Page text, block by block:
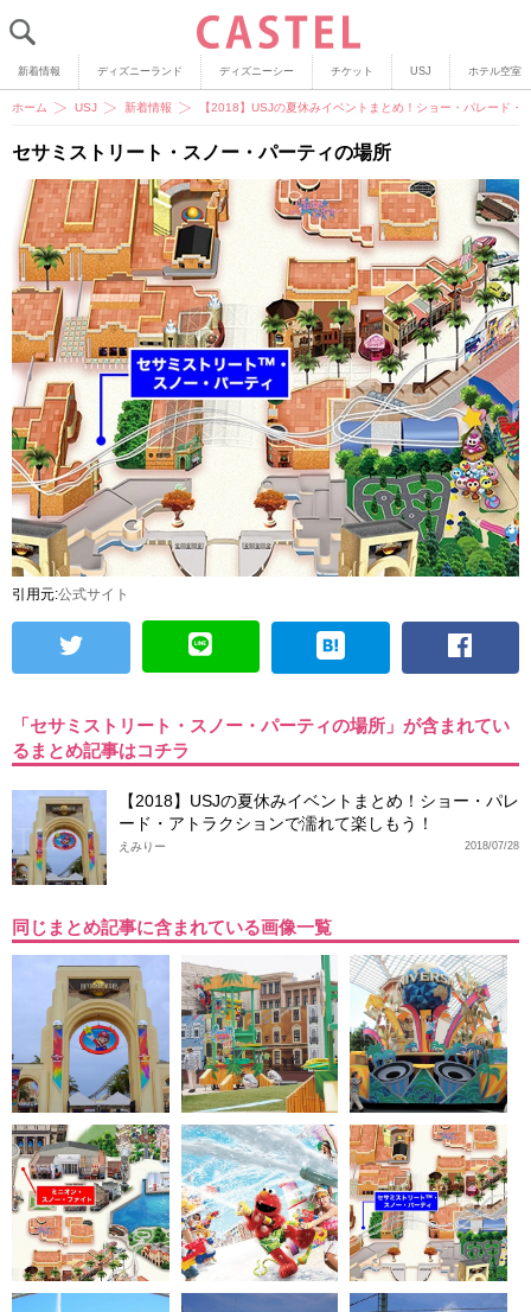
新着情報 ディズニーランド ディズニーシー チケット USJ ホテル空室
ホーム USJ 新着情報 【2018】USJの夏休みイベントまとめ！ショー・パレード・
セサミストリート・スノー・パーティの場所
引用元:公式サイト
「セサミストリート・スノー・パーティの場所」が含まれてい
るまとめ記事はコチラ
【2018】USJの夏休みイベントまとめ！ショー・パレ
ード・アトラクションで濡れて楽しもう！
2018/07/28
えみりー
同じまとめ記事に含まれている画像一覧